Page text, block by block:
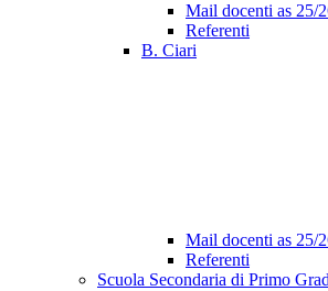
Mail docenti as 25/
Referenti
B. Ciari
Mail docenti as 25/
Referenti
Scuola Secondaria di Primo